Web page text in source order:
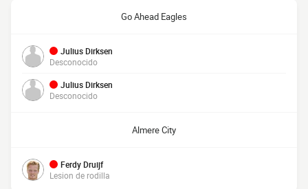
Go Ahead Eagles
Julius Dirksen
Desconocido
Julius Dirksen
Desconocido
Almere City
Ferdy Druijf
Lesion de rodilla